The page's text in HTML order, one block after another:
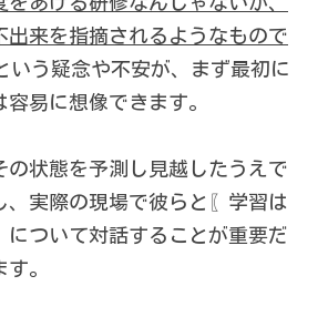
出来を指摘されるようなもので
いう疑念や不安が、まず最初に
容易に想像できます。
の状態を予測し見越したうえで
、実際の現場で彼らと〖学習は
について対話することが重要だ
す。